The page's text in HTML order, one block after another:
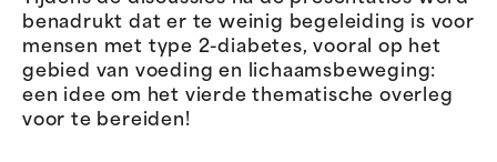
benadrukt dat er te weinig begeleiding is voor
mensen met type 2-diabetes, vooral op het
gebied van voeding en lichaamsbeweging:
een idee om het vierde thematische overleg
voor te bereiden!